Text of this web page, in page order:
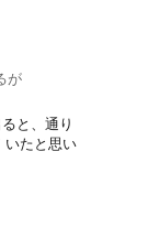
が
と、通り
いたと思い